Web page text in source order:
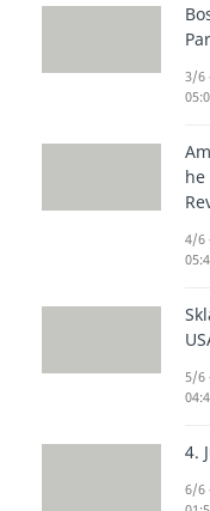
3/6
he
4/6
5/6
4.
6/6